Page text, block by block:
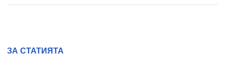
ЗА СТАТИЯТА